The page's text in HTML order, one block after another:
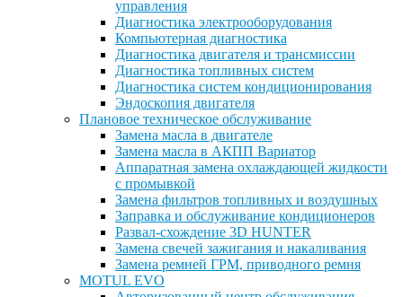
управления
Диагностика электрооборудования
Компьютерная диагностика
Диагностика двигателя и трансмиссии
Диагностика топливных систем
Диагностика систем кондиционирования
Эндоскопия двигателя
Плановое техническое обслуживание
Замена масла в двигателе
Замена масла в АКПП Вариатор
Аппаратная замена охлаждающей жидкости
с промывкой
Замена фильтров топливных и воздушных
Заправка и обслуживание кондиционеров
Развал-схождение 3D HUNTER
Замена свечей зажигания и накаливания
Замена ремней ГРМ, приводного ремня
MOTUL EVO